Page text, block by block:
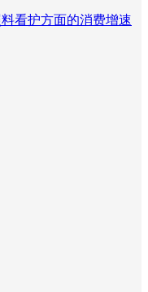
看护方面的消费增速